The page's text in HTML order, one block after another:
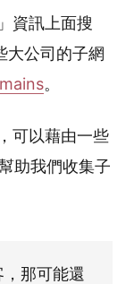
資訊上面搜
大公司的子網
。
可以藉由一些
助我們收集子
那可能還